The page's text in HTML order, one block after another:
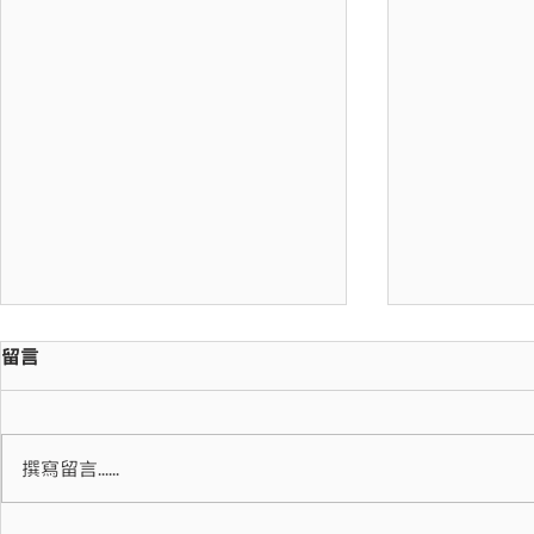
留言
撰寫留言......